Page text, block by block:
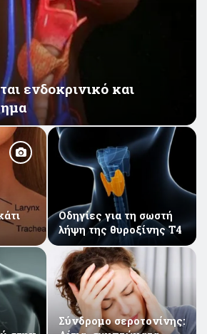
ενδοκρινικό και
Οδηγίες για τη σωστή
λήψη της θυροξίνης Τ4
Σύνδρομο σεροτονίνης: